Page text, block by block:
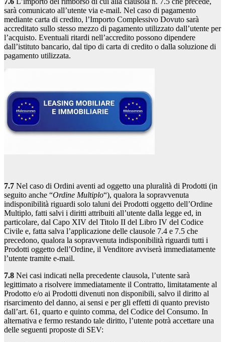
sarà comunicato all’utente via e-mail. Nel caso di pagamento
mediante carta di credito, l’Importo Complessivo Dovuto sarà
accreditato sullo stesso mezzo di pagamento utilizzato dall’utente per
l’acquisto. Eventuali ritardi nell’accredito possono dipendere
dall’istituto bancario, dal tipo di carta di credito o dalla soluzione di
pagamento utilizzata.
7.7 Nel caso di Ordini aventi ad oggetto una pluralità di Prodotti (in
seguito anche “Ordine Multiplo“), qualora la sopravvenuta
indisponibilità riguardi solo taluni dei Prodotti oggetto dell’Ordine
Multiplo, fatti salvi i diritti attribuiti all’utente dalla legge ed, in
particolare, dal Capo XIV del Titolo II del Libro IV del Codice
Civile e, fatta salva l’applicazione delle clausole 7.4 e 7.5 che
precedono, qualora la sopravvenuta indisponibilità riguardi tutti i
Prodotti oggetto dell’Ordine, il Venditore avviserà immediatamente
l’utente tramite e-mail.
7.8 Nei casi indicati nella precedente clausola, l’utente sarà
legittimato a risolvere immediatamente il Contratto, limitatamente al
Prodotto e/o ai Prodotti divenuti non disponibili, salvo il diritto al
risarcimento del danno, ai sensi e per gli effetti di quanto previsto
dall’art. 61, quarto e quinto comma, del Codice del Consumo. In
alternativa e fermo restando tale diritto, l’utente potrà accettare una
delle seguenti proposte di SEV: